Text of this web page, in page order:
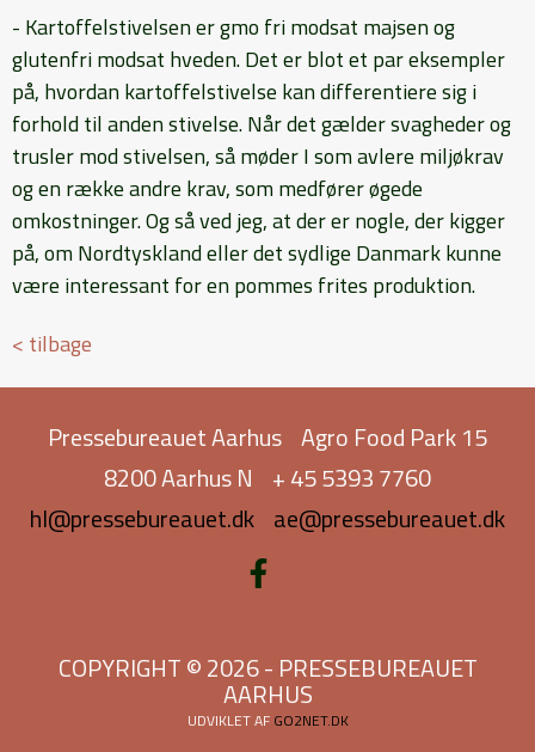
- Kartoffelstivelsen er gmo fri modsat majsen og
glutenfri modsat hveden. Det er blot et par eksempler
på, hvordan kartoffelstivelse kan differentiere sig i
forhold til anden stivelse. Når det gælder svagheder og
trusler mod stivelsen, så møder I som avlere miljøkrav
og en række andre krav, som medfører øgede
omkostninger. Og så ved jeg, at der er nogle, der kigger
på, om Nordtyskland eller det sydlige Danmark kunne
være interessant for en pommes frites produktion.
< tilbage
Pressebureauet Aarhus Agro Food Park 15
8200 Aarhus N
+ 45 5393 7760
hl@pressebureauet.dk ae@pressebureauet.dk
COPYRIGHT © 2026 - PRESSEBUREAUET
AARHUS
UDVIKLET AF GO2NET.DK